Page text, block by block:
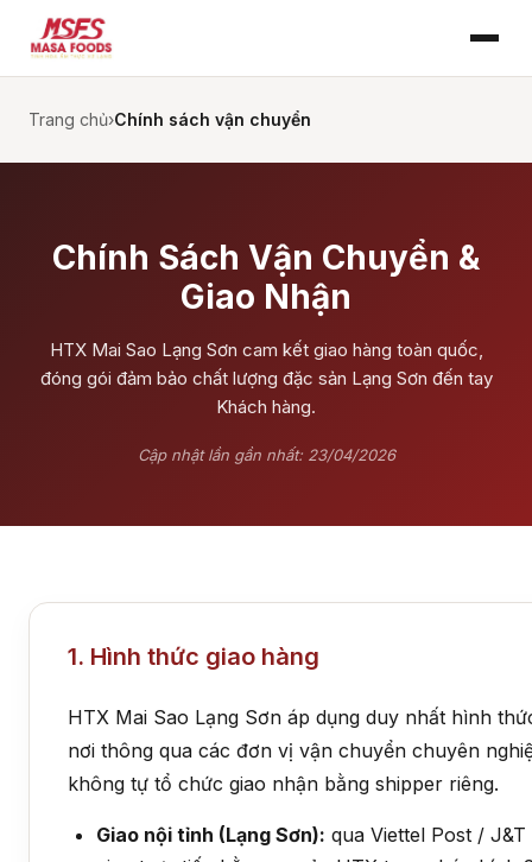
Trang chủ›Chính sách vận chuyển
Chính Sách Vận Chuyển &
Giao Nhận
HTX Mai Sao Lạng Sơn cam kết giao hàng toàn quốc,
đóng gói đảm bảo chất lượng đặc sản Lạng Sơn đến tay
Khách hàng.
Cập nhật lần gần nhất: 23/04/2026
1. Hình thức giao hàng
HTX Mai Sao Lạng Sơn áp dụng duy nhất hình
nơi thông qua các đơn vị vận chuyển chuyên
không tự tổ chức giao nhận bằng shipper riêng.
Giao nội tỉnh (Lạng Sơn): qua Viettel Post /